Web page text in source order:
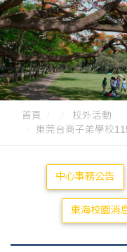
首頁
校外活動
東莞台商子弟學校
中心事務公告
東海校園消